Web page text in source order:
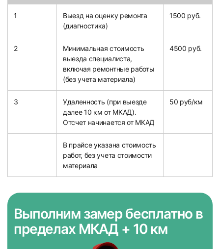
1
Выезд на оценку ремонта
(диагностика)
1500 руб.
2
Минимальная стоимость
выезда специалиста,
включая ремонтные работы
(без учета материала)
4500 руб.
3
Удаленность (при выезде
далее 10 км от МКАД).
Отсчет начинается от МКАД
50 руб/км
В прайсе указана стоимость
работ, без учета стоимости
материала
Выполним замер бесплатно в
пределах МКАД + 10 км